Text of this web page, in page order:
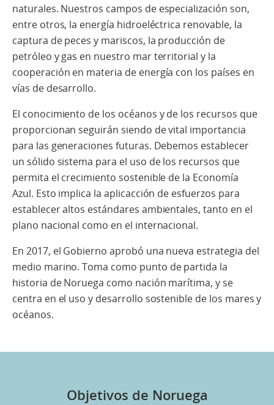
naturales. Nuestros campos de especialización son,
entre otros, la energía hidroeléctrica renovable, la
captura de peces y mariscos, la producción de
petróleo y gas en nuestro mar territorial y la
cooperación en materia de energía con los países en
vías de desarrollo.
El conocimiento de los océanos y de los recursos que
proporcionan seguirán siendo de vital importancia
para las generaciones futuras. Debemos establecer
un sólido sistema para el uso de los recursos que
permita el crecimiento sostenible de la Economía
Azul. Esto implica la aplicacción de esfuerzos para
establecer altos estándares ambientales, tanto en el
plano nacional como en el internacional.
En 2017, el Gobierno aprobó una nueva estrategia del
medio marino. Toma como punto de partida la
historia de Noruega como nación marítima, y se
centra en el uso y desarrollo sostenible de los mares y
océanos.
Objetivos de Noruega